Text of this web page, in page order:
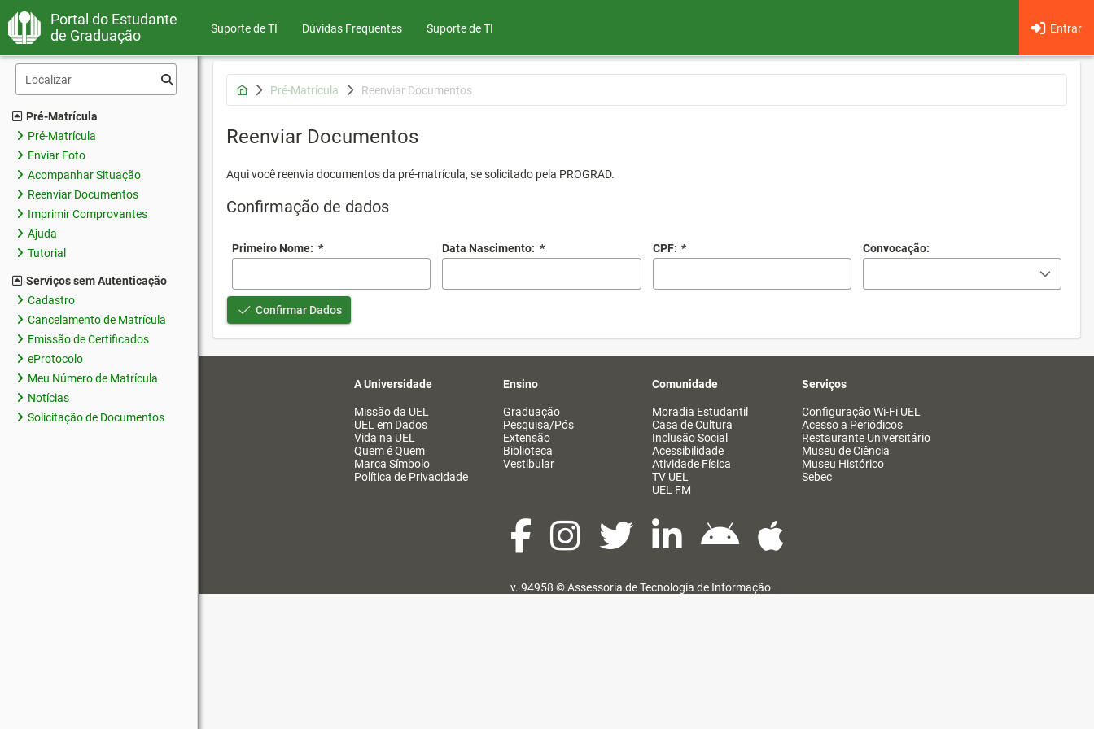
Portal do Estudante
de Graduação
Suporte de TI Dúvidas Frequentes Entrar
Suporte de TI
Pré-Matrícula
Pré-Matrícula
Enviar Foto
Acompanhar Situação
Reenviar Documentos
Imprimir Comprovantes
Ajuda
Tutorial
Serviços sem Autenticação
Cadastro
Cancelamento de Matrícula
Emissão de Certificados
eProtocolo
Meu Número de Matrícula
Notícias
Solicitação de Documentos
Pré-Matrícula Reenviar Documentos
Reenviar Documentos
Aqui você reenvia documentos da pré-matrícula, se solicitado pela PROGRAD.
Confirmação de dados
Primeiro Nome: * Data Nascimento: * CPF: * Convocação:
Confirmar Dados
A Universidade
Missão da UEL
UEL em Dados
Vida na UEL
Quem é Quem
Marca Símbolo
Política de Privacidade
Ensino
Graduação
Pesquisa/Pós
Extensão
Biblioteca
Vestibular
Comunidade
Moradia Estudantil
Casa de Cultura
Inclusão Social
Acessibilidade
Atividade Física
TV UEL
UEL FM
Serviços
Configuração Wi-Fi UEL
Acesso a Periódicos
Restaurante Universitário
Museu de Ciência
Museu Histórico
Sebec
v. 94958 ©Assessoria de Tecnologia de Informação